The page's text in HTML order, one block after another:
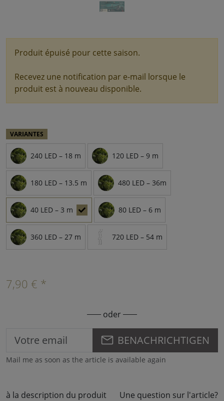
Produit épuisé pour cette saison.
Recevez une notification par e-mail lorsque le
produit est à nouveau disponible.
VARIANTES
240 LED – 18 m 120 LED – 9 m
180 LED – 13.5 m 480 LED – 36m
40 LED – 3 m 80 LED – 6 m
360 LED – 27 m 720 LED – 54 m
7,90 € *
oder
BENACHRICHTIGEN
Mail me as soon as the article is available again
à la description du produit Une question sur l'article?